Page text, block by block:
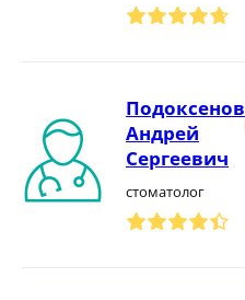
Подоксенов
Андрей
Сергеевич
стоматолог